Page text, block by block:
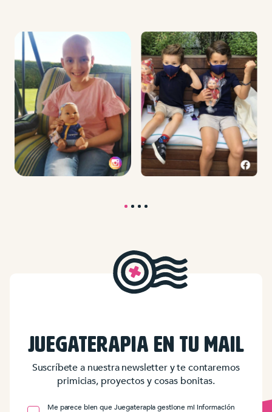
JUEGATERAPIA EN TU MAIL
Suscríbete a nuestra newsletter y te contaremos
primicias, proyectos y cosas bonitas.
Me parece bien que Juegaterapia gestione mi información